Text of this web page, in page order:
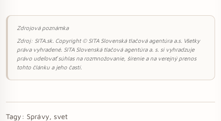
Zdrojová poznámka
Zdroj: SITA.sk. Copyright © SITA Slovenská tlačová agentúra a.s. Všetky
práva vyhradené. SITA Slovenská tlačová agentúra a. s. si vyhradzuje
právo udeľovať súhlas na rozmnožovanie, šírenie a na verejný prenos
tohto článku a jeho častí.
Tagy: Správy, svet